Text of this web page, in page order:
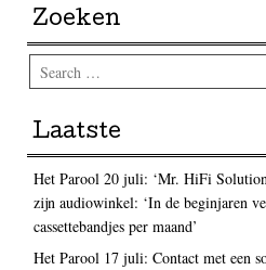
Zoeken
Search
Laatste
Het Parool 20 juli: ‘Mr. HiFi
zijn audiowinkel: ‘In de beginjaren
cassettebandjes per maand’
Het Parool 17 juli: Contact met een